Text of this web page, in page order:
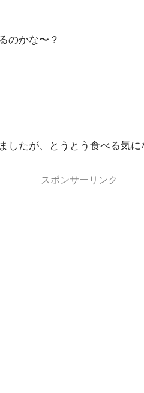
のかな〜？
したが、とうとう食べる気
スポンサーリンク